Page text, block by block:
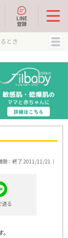
LINE
登録
とき
限：終了 2011/11/21｜
送る